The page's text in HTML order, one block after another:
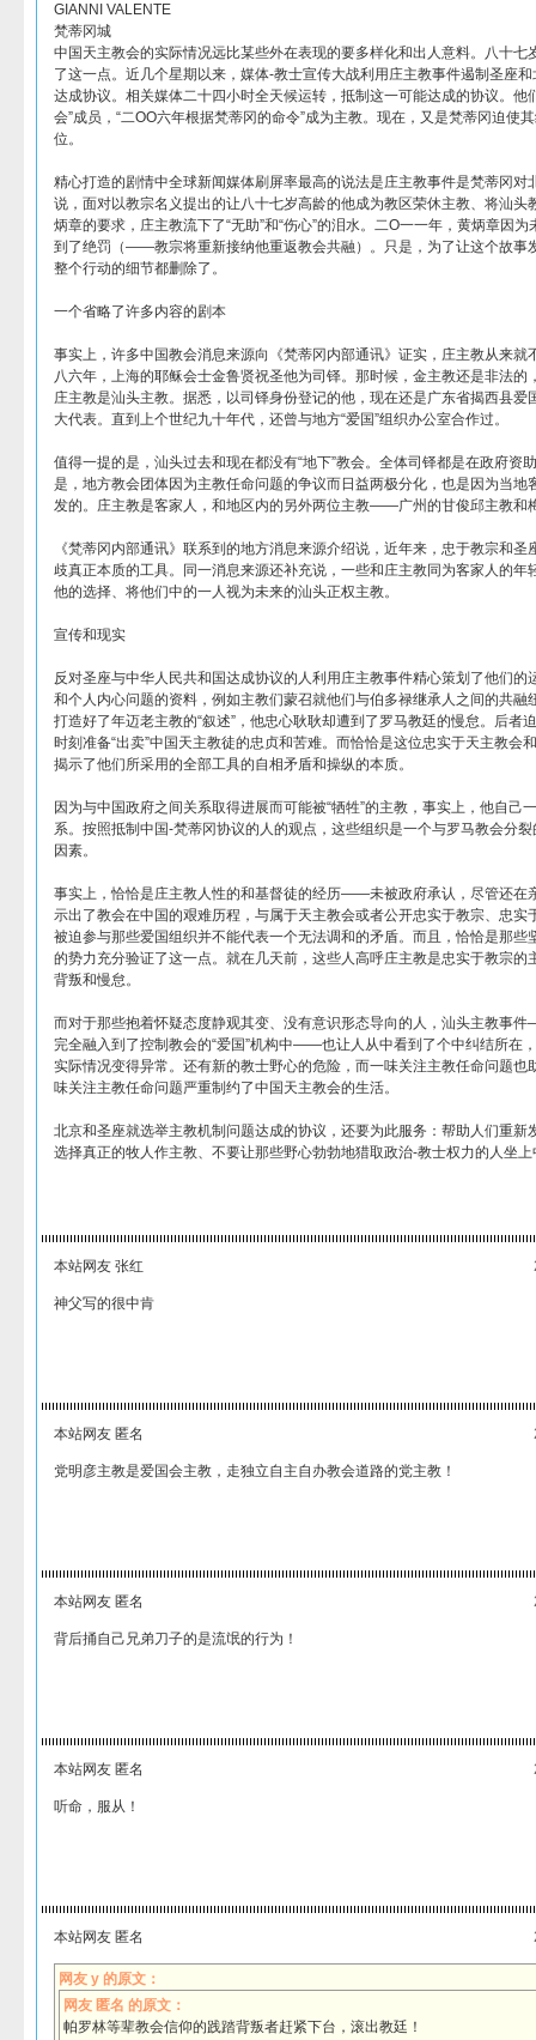
GIANNI VALENTE
梵蒂冈城
中国天主教会的实际情况远比某些外在表现的要多样化和出人意料。八十七
了这一点。近几个星期以来，媒体-教士宣传大战利用庄主教事件遏制圣座
达成协议。相关媒体二十四小时全天候运转，抵制这一可能达成的协议。他
会”成员，“二OO六年根据梵蒂冈的命令”成为主教。现在，又是梵蒂冈迫使
位。
精心打造的剧情中全球新闻媒体刷屏率最高的说法是庄主教事件是梵蒂冈对
说，面对以教宗名义提出的让八十七岁高龄的他成为教区荣休主教、将汕头
炳章的要求，庄主教流下了“无助”和“伤心”的泪水。二O一一年，黄炳章因
到了绝罚（——教宗将重新接纳他重返教会共融）。只是，为了让这个故事
整个行动的细节都删除了。
一个省略了许多内容的剧本
事实上，许多中国教会消息来源向《梵蒂冈内部通讯》证实，庄主教从来就
八六年，上海的耶稣会士金鲁贤祝圣他为司铎。那时候，金主教还是非法的
庄主教是汕头主教。据悉，以司铎身份登记的他，现在还是广东省揭西县爱
大代表。直到上个世纪九十年代，还曾与地方“爱国”组织办公室合作过。
值得一提的是，汕头过去和现在都没有“地下”教会。全体司铎都是在政府资
是，地方教会团体因为主教任命问题的争议而日益两极分化，也是因为当地
发的。庄主教是客家人，和地区内的另外两位主教——广州的甘俊邱主教和
《梵蒂冈内部通讯》联系到的地方消息来源介绍说，近年来，忠于教宗和
歧真正本质的工具。同一消息来源还补充说，一些和庄主教同为客家人的年
他的选择、将他们中的一人视为未来的汕头正权主教。
宣传和现实
反对圣座与中华人民共和国达成协议的人利用庄主教事件精心策划了他们的
和个人内心问题的资料，例如主教们蒙召就他们与伯多禄继承人之间的共融
打造好了年迈老主教的“叙述”，他忠心耿耿却遭到了罗马教廷的慢怠。后者
时刻准备“出卖”中国天主教徒的忠贞和苦难。而恰恰是这位忠实于天主教
揭示了他们所采用的全部工具的自相矛盾和操纵的本质。
因为与中国政府之间关系取得进展而可能被“牺牲”的主教，事实上，他自己
系。按照抵制中国-梵蒂冈协议的人的观点，这些组织是一个与罗马教会分
因素。
事实上，恰恰是庄主教人性的和基督徒的经历——未被政府承认，尽管还在
示出了教会在中国的艰难历程，与属于天主教会或者公开忠实于教宗、忠实
被迫参与那些爱国组织并不能代表一个无法调和的矛盾。而且，恰恰是那些
的势力充分验证了这一点。就在几天前，这些人高呼庄主教是忠实于教宗的
背叛和慢怠。
而对于那些抱着怀疑态度静观其变、没有意识形态导向的人，汕头主教事
完全融入到了控制教会的“爱国”机构中——也让人从中看到了个中纠结所在
实际情况变得异常。还有新的教士野心的危险，而一味关注主教任命问题也
味关注主教任命问题严重制约了中国天主教会的生活。
北京和圣座就选举主教机制问题达成的协议，还要为此服务：帮助人们重新
选择真正的牧人作主教、不要让那些野心勃勃地猎取政治-教士权力的人坐
本站网友 张红
神父写的很中肯
本站网友 匿名
党明彦主教是爱国会主教，走独立自主自办教会道路的党主教！
本站网友 匿名
背后捅自己兄弟刀子的是流氓的行为！
本站网友 匿名
听命，服从！
本站网友 匿名
网友 y 的原文：
网友 匿名 的原文：
帕罗林等辈教会信仰的践踏背叛者赶紧下台，滚出教廷！